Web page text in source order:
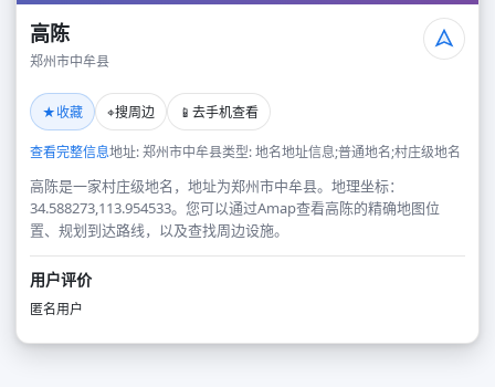
高陈
郑州市中牟县
★收藏 ⌖搜周边 📱 去手机查看
查看完整信息地址: 郑州市中牟县类型: 地名地址信息;普通地名;村庄级地名
高陈是一家村庄级地名，地址为郑州市中牟县。地理坐标：
34.588273,113.954533。您可以通过Amap查看高陈的精确地图位
置、规划到达路线，以及查找周边设施。
用户评价
匿名用户